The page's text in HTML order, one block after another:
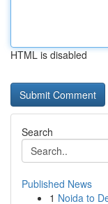
HTML is disabled
Search
Published News
1 Noida to